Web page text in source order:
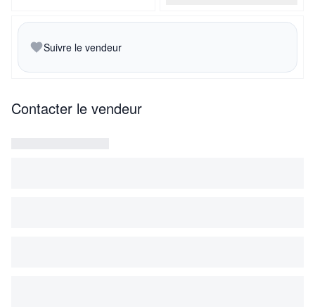
référence aux fêtes.
Suivre le vendeur
Contacter le vendeur